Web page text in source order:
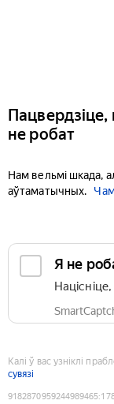
Пацвердзіце,
не робат
Нам вельмі шкада,
аўтаматычных.
Я не
Калі ў вас узніклі
сувязі
9182870959244989465: